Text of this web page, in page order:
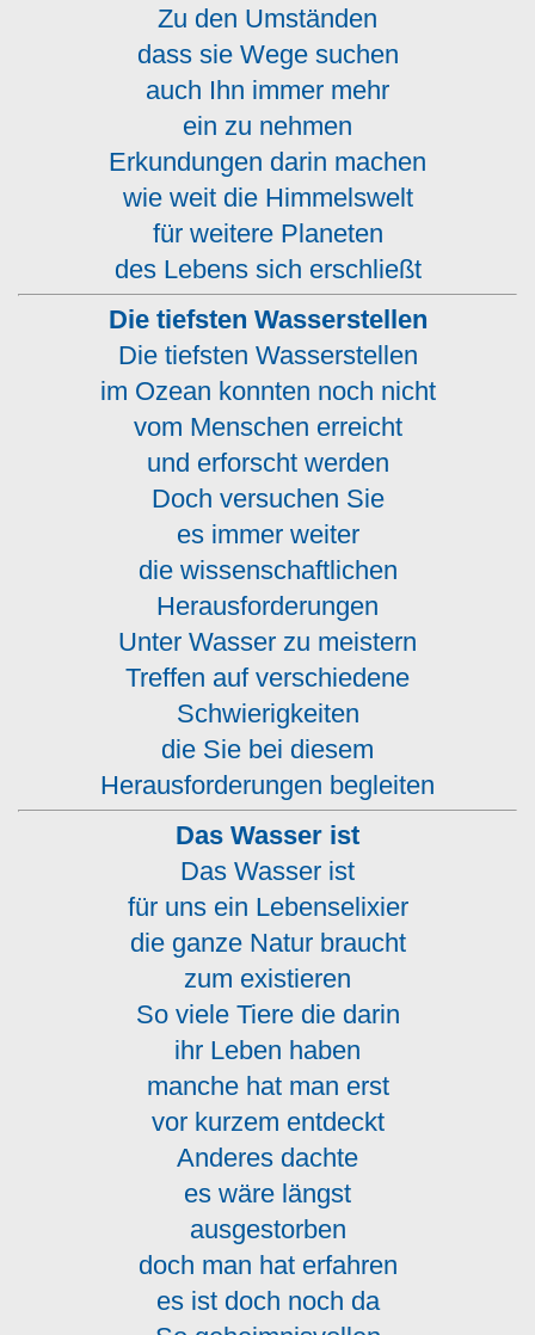
Zu den Umständen
dass sie Wege suchen
auch Ihn immer mehr
ein zu nehmen
Erkundungen darin machen
wie weit die Himmelswelt
für weitere Planeten
des Lebens sich erschließt
Die tiefsten Wasserstellen
Die tiefsten Wasserstellen
im Ozean konnten noch nicht
vom Menschen erreicht
und erforscht werden
Doch versuchen Sie
es immer weiter
die wissenschaftlichen
Herausforderungen
Unter Wasser zu meistern
Treffen auf verschiedene
Schwierigkeiten
die Sie bei diesem
Herausforderungen begleiten
Das Wasser ist
Das Wasser ist
für uns ein Lebenselixier
die ganze Natur braucht
zum existieren
So viele Tiere die darin
ihr Leben haben
manche hat man erst
vor kurzem entdeckt
Anderes dachte
es wäre längst
ausgestorben
doch man hat erfahren
es ist doch noch da